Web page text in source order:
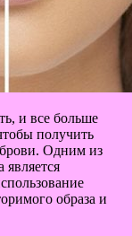
и все больше
получить
Одним из
образа и